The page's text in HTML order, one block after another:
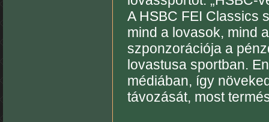
A HSBC FEI Classics
mind a lovasok, mind
szponzorációja a
lovastusa sportban.
médiában, így
távozását, most